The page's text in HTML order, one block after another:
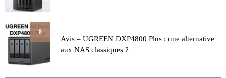
8
Avis – UGREEN DXP4800 Plus : une alternative
aux NAS classiques ?